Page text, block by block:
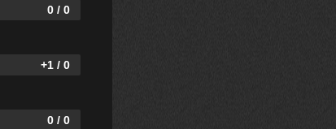
0 / 0
+1 / 0
0 / 0